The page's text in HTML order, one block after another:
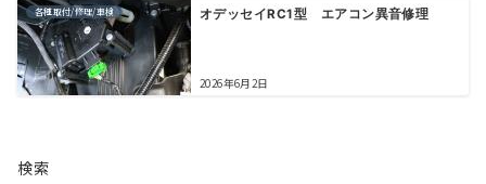
各種取付/修理/車検 オデッセイRC1型 エアコン異音修理
2026年6月2日
検索